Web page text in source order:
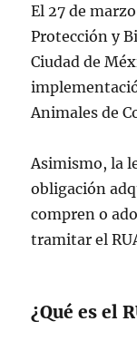
El 27 de
Protección y
Ciudad de
Animales de
Asimismo, la
obligación
compren o
tramitar el
¿Qué es el